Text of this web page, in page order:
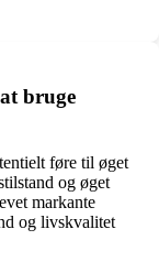
bruge
føre til øget
og øget
markante
og livskvalitet